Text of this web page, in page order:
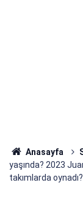
Anasayfa
yaşında? 2023
takımlarda oynadı?